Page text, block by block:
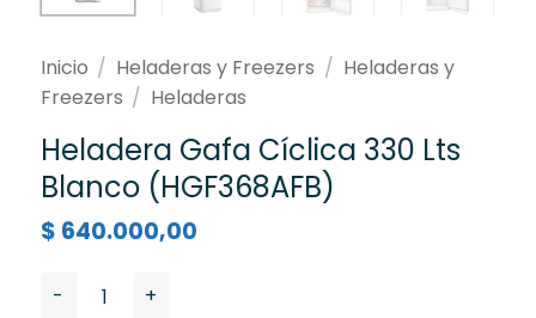
Inicio / Heladeras y Freezers / Heladeras y
Freezers / Heladeras
Heladera Gafa Cíclica 330 Lts
Blanco (HGF368AFB)
$ 640.000,00
Heladera Gafa Cíclica 330 Lts Blanco (HGF368AFB)